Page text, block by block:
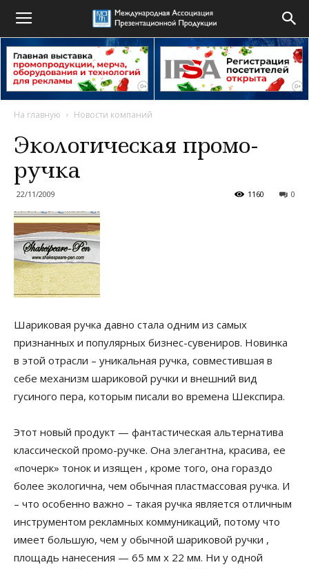
На главную Новости компаний
Экологическая промо-
ручка
22/11/2009 0
1160
Шариковая ручка давно стала одним из самых
признанных и популярных бизнес-сувениров. Новинка
в этой отрасли – уникальная ручка, совместившая в
себе механизм шариковой ручки и внешний вид
гусиного пера, которым писали во времена Шекспира.
Этот новый продукт — фантастическая альтернатива
классической промо-ручке. Она элегантна, красива, ее
«почерк» тонок и изящен , кроме того, она гораздо
более экологична, чем обычная пластмассовая ручка. И
– что особенно важно – такая ручка является отличным
инструментом рекламных коммуникаций, потому что
имеет большую, чем у обычной шариковой ручки ,
площадь нанесения — 65 мм x 22 мм. Ни у одной